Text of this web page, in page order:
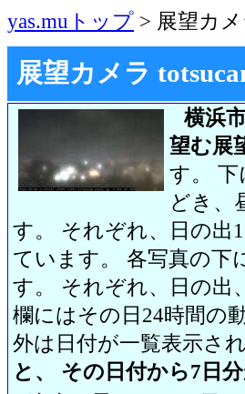
yas.muトップ > 展望カメ
展望カメラ
横浜
望む展
す。 下
どき、
す。 それぞれ、日の出
ています。 各写真の下
す。 それぞれ、日の出
欄にはその日24時間の
外は日付が一覧表示さ
と、 その日付から7日